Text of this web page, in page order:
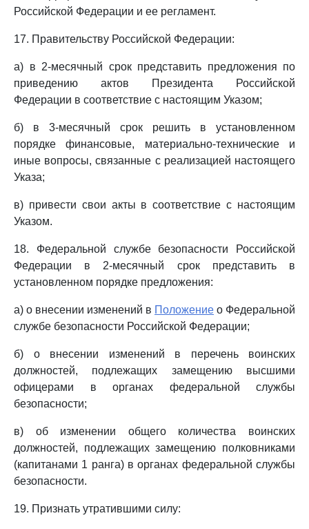
Российской Федерации и ее регламент.
17. Правительству Российской Федерации:
а) в 2-месячный срок представить предложения по
приведению актов Президента Российской
Федерации в соответствие с настоящим Указом;
б) в 3-месячный срок решить в установленном
порядке финансовые, материально-технические и
иные вопросы, связанные с реализацией настоящего
Указа;
в) привести свои акты в соответствие с настоящим
Указом.
18. Федеральной службе безопасности Российской
Федерации в 2-месячный срок представить в
установленном порядке предложения:
а) о внесении изменений в Положение о Федеральной
службе безопасности Российской Федерации;
б) о внесении изменений в перечень воинских
должностей, подлежащих замещению высшими
офицерами в органах федеральной службы
безопасности;
в) об изменении общего количества воинских
должностей, подлежащих замещению полковниками
(капитанами 1 ранга) в органах федеральной службы
безопасности.
19. Признать утратившими силу: